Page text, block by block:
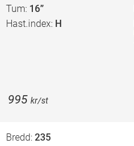
Tum 16”
Hast.index H
995 kr/st
Bredd 235